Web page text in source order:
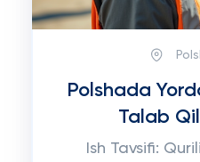
Polshada
Talab
Ish Tavsifi: